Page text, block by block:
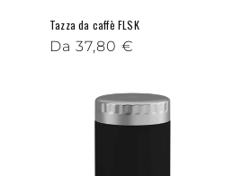
Tazza da caffè FLSK
Prezzo di listino
Da 37,80 €